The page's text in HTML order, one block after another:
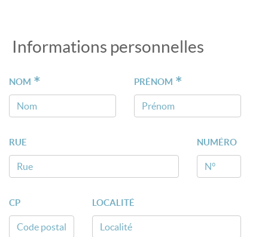
Informations personnelles
NOM PRÉNOM
RUE NUMÉRO
CP LOCALITÉ